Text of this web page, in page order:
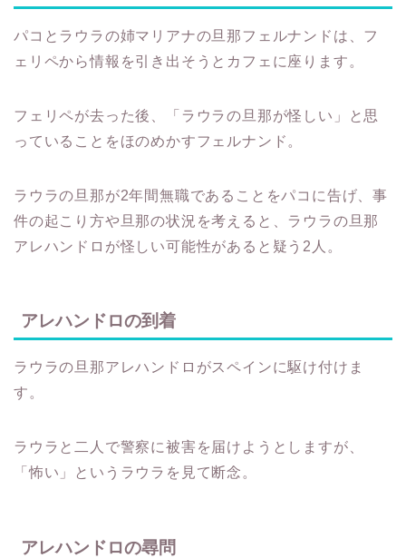
パコとラウラの姉マリアナの旦那フェルナンドは、フ
ェリペから情報を引き出そうとカフェに座ります。
フェリペが去った後、「ラウラの旦那が怪しい」と思
っていることをほのめかすフェルナンド。
ラウラの旦那が2年間無職であることをパコに告げ、事
件の起こり方や旦那の状況を考えると、ラウラの旦那
アレハンドロが怪しい可能性があると疑う2人。
アレハンドロの到着
ラウラの旦那アレハンドロがスペインに駆け付けま
す。
ラウラと二人で警察に被害を届けようとしますが、
「怖い」というラウラを見て断念。
アレハンドロの尋問